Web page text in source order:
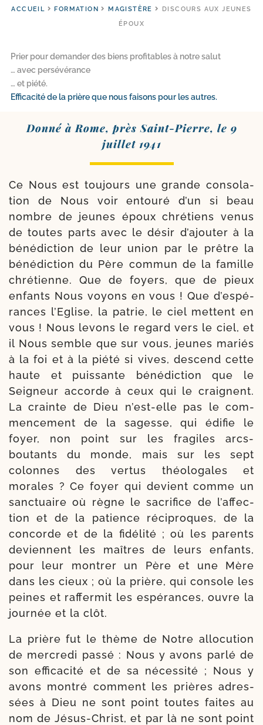
ACCUEIL FORMATION MAGISTÈRE
DISCOURS AUX JEUNES
ÉPOUX
Prier pour demander des biens profitables à notre salut
… avec persévérance
… et piété.
Efficacité de la prière que nous faisons pour les autres.
Donné à Rome, près Saint-​Pierre, le 9
juillet 1941
Ce Nous est tou­jours une grande conso­la­
tion de Nous voir entou­ré d’un si beau
nombre de jeunes époux chré­tiens venus
de toutes parts avec le désir d’a­jou­ter à la
béné­dic­tion de leur union par le prêtre la
béné­dic­tion du Père com­mun de la famille
chré­tienne. Que de foyers, que de pieux
enfants Nous voyons en vous ! Que d’es­pé­
rances l’Eglise, la patrie, le ciel mettent en
vous ! Nous levons le regard vers le ciel, et
il Nous semble que sur vous, jeunes mariés
à la foi et à la pié­té si vives, des­cend cette
haute et puis­sante béné­dic­tion que le
Seigneur accorde à ceux qui le craignent.
La crainte de Dieu n’est-​elle pas le com­
men­ce­ment de la sagesse, qui édi­fie le
foyer, non point sur les fra­giles arcs-​
boutants du monde, mais sur les sept
colonnes des ver­tus théo­lo­gales et
morales ? Ce foyer qui devient comme un
sanc­tuaire où règne le sacri­fice de l’af­fec­
tion et de la patience réci­proques, de la
concorde et de la fidé­li­té ; où les parents
deviennent les maîtres de leurs enfants,
pour leur mon­trer un Père et une Mère
dans les cieux ; où la prière, qui console les
peines et raf­fer­mit les espé­rances, ouvre la
jour­née et la clôt.
La prière fut le thème de Notre allo­cu­tion
de mer­cre­di pas­sé : Nous y avons par­lé de
son effi­ca­ci­té et de sa néces­si­té ; Nous y
avons mon­tré com­ment les prières adres­
sées à Dieu ne sont point toutes faites au
nom de Jésus-​Christ, et par là ne sont point